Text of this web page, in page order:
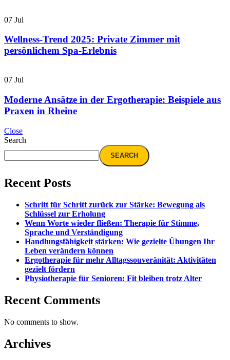
07 Jul
Wellness-Trend 2025: Private Zimmer mit
persönlichem Spa-Erlebnis
07 Jul
Moderne Ansätze in der Ergotherapie: Beispiele aus
Praxen in Rheine
Close
Search
SEARCH
Recent Posts
Schritt für Schritt zurück zur Stärke: Bewegung als
Schlüssel zur Erholung
Wenn Worte wieder fließen: Therapie für Stimme,
Sprache und Verständigung
Handlungsfähigkeit stärken: Wie gezielte Übungen Ihr
Leben verändern können
Ergotherapie für mehr Alltagssouveränität: Aktivitäten
gezielt fördern
Physiotherapie für Senioren: Fit bleiben trotz Alter
Recent Comments
No comments to show.
Archives